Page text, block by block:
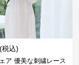
(税込)
ア 優美な刺繍レース